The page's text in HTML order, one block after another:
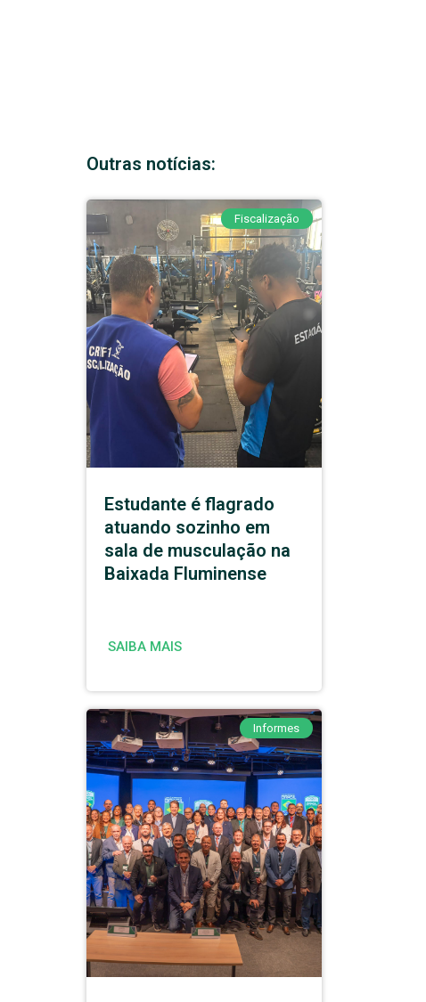
Outras notícias:
Fiscalização
Estudante é flagrado
atuando sozinho em
sala de musculação na
Baixada Fluminense
SAIBA MAIS
Informes